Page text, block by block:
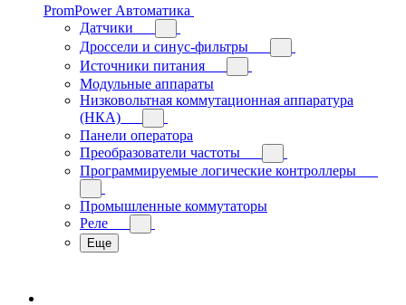
PromPower Автоматика
Датчики
Дроссели и синус-фильтры
Источники питания
Модульные аппараты
Низковольтная коммутационная аппаратура
(НКА)
Панели оператора
Преобразователи частоты
Программируемые логические контроллеры
Промышленные коммутаторы
Реле
Еще